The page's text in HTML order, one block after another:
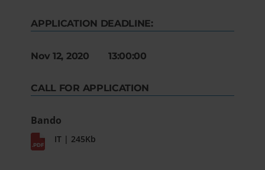
APPLICATION DEADLINE:
Nov 12, 2020 13:00:00
CALL FOR APPLICATION
Bando
IT | 245Kb